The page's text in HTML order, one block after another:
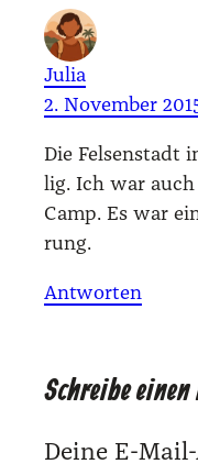
Julia
2. November
Die Fel­sen­stadt
lig. Ich war auch
Camp. Es war
rung.
Antworten
Schreibe
Deine E-